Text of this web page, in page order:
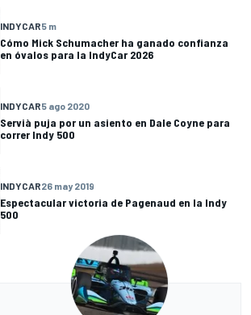
INDYCAR5 m
Cómo Mick Schumacher ha ganado confianza
en óvalos para la IndyCar 2026
INDYCAR5 ago 2020
Servià puja por un asiento en Dale Coyne para
correr Indy 500
INDYCAR26 may 2019
Espectacular victoria de Pagenaud en la Indy
500